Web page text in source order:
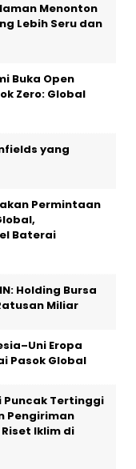
Menonton
Lebih Seru dan
Buka Open
Zero: Global
yang
Permintaan
Baterai
Holding Bursa
Miliar
Eropa
Pasok Global
Puncak Tertinggi
Pengiriman
Iklim di